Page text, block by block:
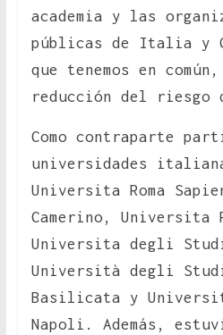
academia y las
públicas de Italia y
que tenemos en
reducción del riesgo
Como contraparte
universidades
Universita Roma
Camerino, Universita
Universita degli
Università degli
Basilicata y
Napoli. Además,